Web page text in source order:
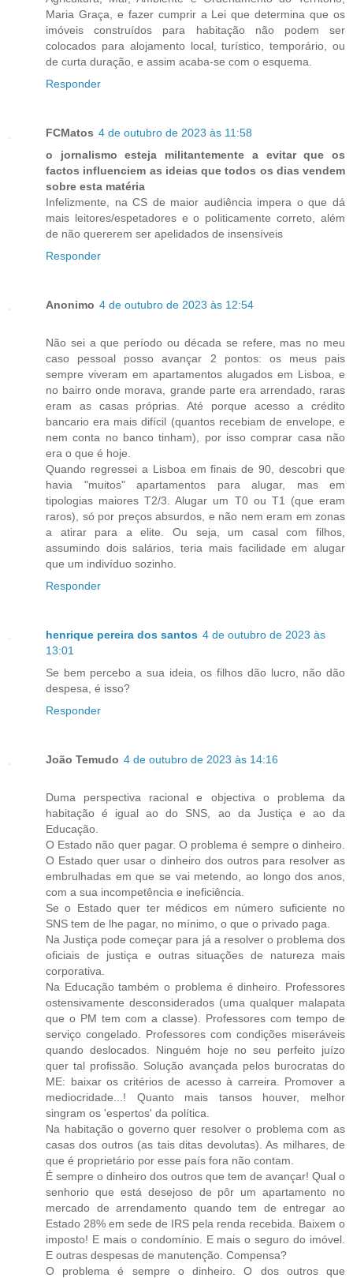
Maria Graça, e fazer cumprir a Lei que determina que os
imóveis construídos para habitação não podem ser
colocados para alojamento local, turístico, temporário, ou
de curta duração, e assim acaba-se com o esquema.
Responder
FCMatos 4 de outubro de 2023 às 11:58
o jornalismo esteja militantemente a evitar que os
factos influenciem as ideias que todos os dias vendem
sobre esta matéria
Infelizmente, na CS de maior audiência impera o que dá
mais leitores/espetadores e o politicamente correto, além
de não quererem ser apelidados de insensíveis
Responder
Anonimo 4 de outubro de 2023 às 12:54
Não sei a que período ou década se refere, mas no meu
caso pessoal posso avançar 2 pontos: os meus pais
sempre viveram em apartamentos alugados em Lisboa, e
no bairro onde morava, grande parte era arrendado, raras
eram as casas próprias. Até porque acesso a crédito
bancario era mais difícil (quantos recebiam de envelope, e
nem conta no banco tinham), por isso comprar casa não
era o que é hoje.
Quando regressei a Lisboa em finais de 90, descobri que
havia "muitos" apartamentos para alugar, mas em
tipologias maiores T2/3. Alugar um T0 ou T1 (que eram
raros), só por preços absurdos, e não nem eram em zonas
a atirar para a elite. Ou seja, um casal com filhos,
assumindo dois salários, teria mais facilidade em alugar
que um indivíduo sozinho.
Responder
henrique pereira dos santos 4 de outubro de 2023 às
13:01
Se bem percebo a sua ideia, os filhos dão lucro, não dão
despesa, é isso?
Responder
João Temudo 4 de outubro de 2023 às 14:16
Duma perspectiva racional e objectiva o problema da
habitação é igual ao do SNS, ao da Justiça e ao da
Educação.
O Estado não quer pagar. O problema é sempre o dinheiro.
O Estado quer usar o dinheiro dos outros para resolver as
embrulhadas em que se vai metendo, ao longo dos anos,
com a sua incompetência e ineficiência.
Se o Estado quer ter médicos em número suficiente no
SNS tem de lhe pagar, no mínimo, o que o privado paga.
Na Justiça pode começar para já a resolver o problema dos
oficiais de justiça e outras situações de natureza mais
corporativa.
Na Educação também o problema é dinheiro. Professores
ostensivamente desconsiderados (uma qualquer malapata
que o PM tem com a classe). Professores com tempo de
serviço congelado. Professores com condições miseráveis
quando deslocados. Ninguém hoje no seu perfeito juízo
quer tal profissão. Solução avançada pelos burocratas do
ME: baixar os critérios de acesso à carreira. Promover a
mediocridade...! Quanto mais tansos houver, melhor
singram os 'espertos' da política.
Na habitação o governo quer resolver o problema com as
casas dos outros (as tais ditas devolutas). As milhares, de
que é proprietário por esse país fora não contam.
É sempre o dinheiro dos outros que tem de avançar! Qual o
senhorio que está desejoso de pôr um apartamento no
mercado de arrendamento quando tem de entregar ao
Estado 28% em sede de IRS pela renda recebida. Baixem o
imposto! E mais o condomínio. E mais o seguro do imóvel.
E outras despesas de manutenção. Compensa?
O problema é sempre o dinheiro. O dos outros que